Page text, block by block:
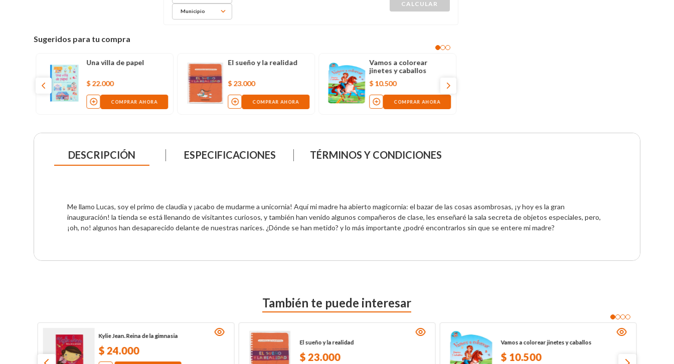
Municipio
Sugeridos para tu compra
Una villa de papel
$ 22.000
COMPRAR AHORA
El sueño y la realidad
$ 23.000
COMPRAR AHORA
Vamos a colorear
jinetes y caballos
$ 10.500
COMPRAR AHORA
DESCRIPCIÓN ESPECIFICACIONES TÉRMINOS Y CONDICIONES
Me llamo Lucas, soy el primo de claudia y ¡acabo de mudarme a unicornia! Aquí mi madre ha abierto magicornia: el bazar de las cosas asombrosas, ¡y hoy es la gran
inauguración! la tienda se está llenando de visitantes curiosos, y también han venido algunos compañeros de clase, les enseñaré la sala secreta de objetos especiales, pero,
¡oh, no! algunos han desaparecido delante de nuestras narices. ¿Dónde se han metido? y lo más importante ¿podré encontrarlos sin que se entere mi madre?
También te puede interesar
Kylie Jean. Reina de la gimnasia
$24.000
El sueño y la realidad
$23.000
Vamos a colorear jinetes y caballos
$ 10.500